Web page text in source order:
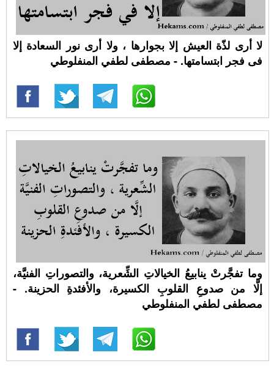
لا أرى لذّة العيش إلا بجوارها ، ولا أرى نور السعادة إلا
فى فجر ابتسامتها. - مصطفى لطفي المنفلوطي
وما تفجَّرتْ ينابيعُ الخيالاتِ الشِّعرية، والتصوراتِ الفنيَّة،
إلَّا من صدوعِ القلوبِ الكسيرة، والأفئدةِ الحزينة. -
مصطفى لطفي المنفلوطي